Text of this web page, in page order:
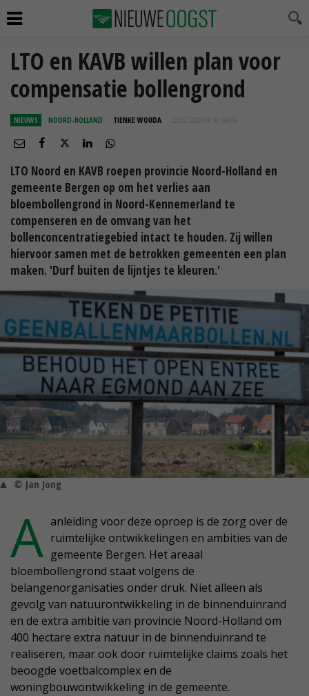
LTO en KAVB willen plan voor
compensatie bollengrond
NIEUWS NOORD-HOLLAND TIENKE WOUDA 22 DEC 2020 OM 16:19
LTO Noord en KAVB roepen provincie Noord-Holland en
gemeente Bergen op om het verlies aan
bloembollengrond in Noord-Kennemerland te
compenseren en de omvang van het
bollenconcentratiegebied intact te houden. Zij willen
hiervoor samen met de betrokken gemeenten een plan
maken. 'Durf buiten de lijntjes te kleuren.'
© Jan Jong
A anleiding voor deze oproep is de zorg over de
ruimtelijke ontwikkelingen en ambities van de
gemeente Bergen. Het areaal
bloembollengrond staat volgens de
belangenorganisaties onder druk. Niet alleen als
gevolg van natuurontwikkeling in de binnenduinrand
en de extra ambitie van provincie Noord-Holland om
400 hectare extra natuur in de binnenduinrand te
realiseren, maar ook door ruimtelijke claims zoals het
beoogde voetbalcomplex en de
woningbouwontwikkeling in de gemeente.